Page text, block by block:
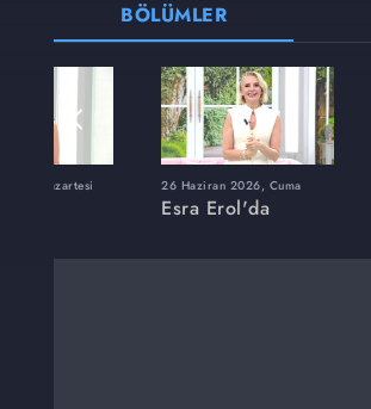
BÖLÜMLER
2026, Pazartesi 26 Haziran 2026, Cuma
Esra Erol'da